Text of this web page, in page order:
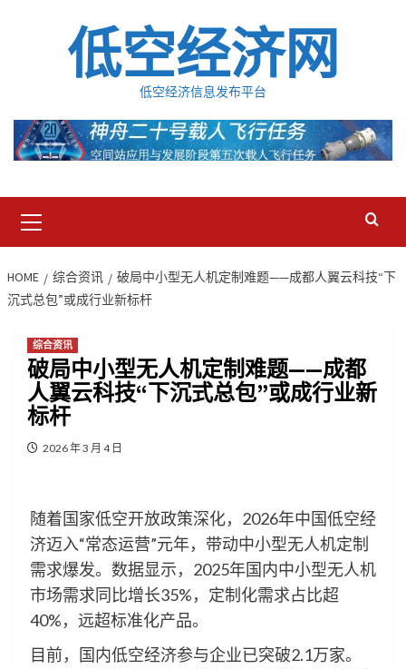
低空经济网
低空经济信息发布平台
Menu
HOME 综合资讯
破局中小型无人机定制难题——成都人翼云科技“下
沉式总包”或成行业新标杆
综合资讯
破局中小型无人机定制难题——成都
人翼云科技“下沉式总包”或成行业新
标杆
2026 年 3 月 4 日
随着国家低空开放政策深化，2026年中国低空经
济迈入“常态运营”元年，带动中小型无人机定制
需求爆发。数据显示，2025年国内中小型无人机
市场需求同比增长35%，定制化需求占比超
40%，远超标准化产品。
目前，国内低空经济参与企业已突破2.1万家。